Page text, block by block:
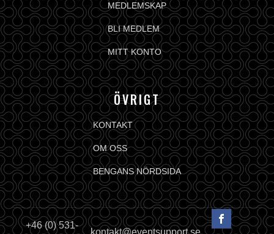
MEDLEMSKAP
BLI MEDLEM
MITT KONTO
ÖVRIGT
KONTAKT
OM OSS
BENGANS NÖRDSIDA
+46 (0) 531-
kontakt@eventsupport.se